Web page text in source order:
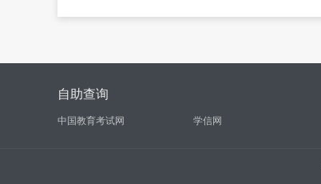
自助查询
中国教育考试网 学信网